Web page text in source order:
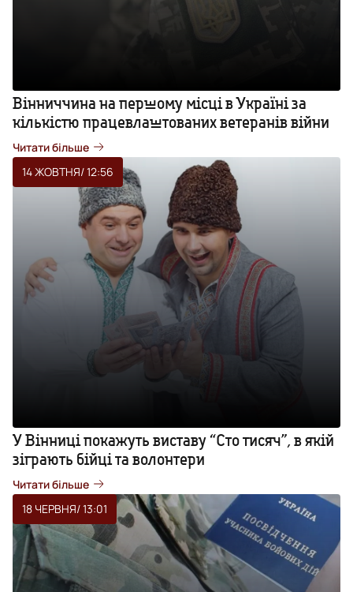
Вінниччина на першому місці в Україні за
кількістю працевлаштованих ветеранів війни
Читати більше
14 ЖОВТНЯ/ 12:56
У Вінниці покажуть виставу “Сто тисяч”, в якій
зіграють бійці та волонтери
Читати більше
18 ЧЕРВНЯ/ 13:01